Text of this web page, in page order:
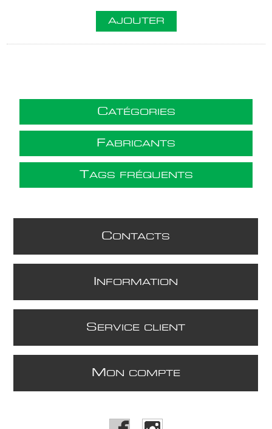
AJOUTER
CATÉGORIES
FABRICANTS
TAGS FRÉQUENTS
CONTACTS
NFORMATION
S ERVICE CLIENT
M ON COMPTE